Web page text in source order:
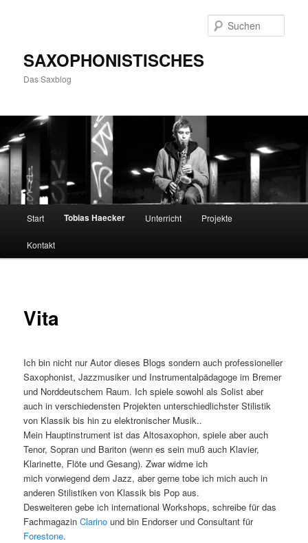
SAXOPHONISTISCHES
Das Saxblog
Start Tobias Haecker Unterricht Projekte
Kontakt
Vita
Ich bin nicht nur Autor dieses Blogs sondern auch professioneller
Saxophonist, Jazzmusiker und Instrumentalpädagoge im Bremer
und Norddeutschem Raum. Ich spiele sowohl als Solist aber
auch in verschiedensten Projekten unterschiedlichster Stilistik
von Klassik bis hin zu elektronischer Musik..
Mein Hauptinstrument ist das Altosaxophon, spiele aber auch
Tenor, Sopran und Bariton (wenn es sein muß auch Klavier,
Klarinette, Flöte und Gesang). Zwar widme ich
mich vorwiegend dem Jazz, aber gerne tobe ich mich auch in
anderen Stilistiken von Klassik bis Pop aus.
Desweiteren gebe ich international Workshops, schreibe für das
FachmagazinClarino und bin Endorser und Consultant für
Forestone.